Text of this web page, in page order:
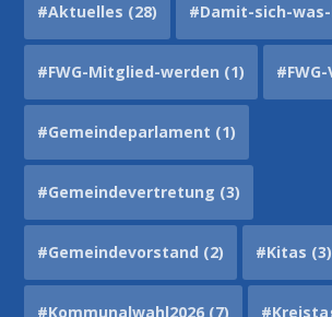
#Aktuelles (28) #Damit-sich-
#FWG-Mitglied-werden (1)
#Gemeindeparlament (1)
#Gemeindevertretung (3)
#Gemeindevorstand (2) #Kitas (3)
#Kommunalwahl2026 (7)